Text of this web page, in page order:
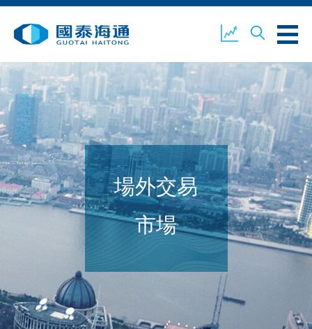
業務概覽 公司新聞
環境、社會及企業管治 國泰海通證券 聯絡我們
場外交易
市場